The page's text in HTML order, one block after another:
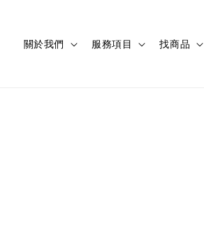
關於我們 服務項目 找商品